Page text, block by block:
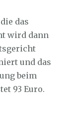
das
wird dann
und das
beim
93 Euro.